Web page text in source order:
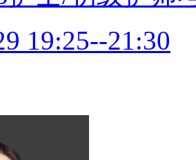
19:25--21:30